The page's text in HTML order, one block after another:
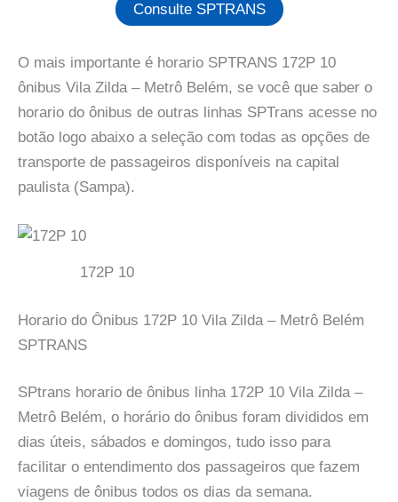
Consulte SPTRANS
O mais importante é horario SPTRANS 172P 10
ônibus Vila Zilda – Metrô Belém, se você que saber o
horario do ônibus de outras linhas SPTrans acesse no
botão logo abaixo a seleção com todas as opções de
transporte de passageiros disponíveis na capital
paulista (Sampa).
172P 10
Horario do Ônibus 172P 10 Vila Zilda – Metrô Belém
SPTRANS
SPtrans horario de ônibus linha 172P 10 Vila Zilda –
Metrô Belém, o horário do ônibus foram divididos em
dias úteis, sábados e domingos, tudo isso para
facilitar o entendimento dos passageiros que fazem
viagens de ônibus todos os dias da semana.